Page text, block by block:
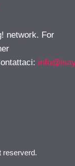
network. For
:
reserverd.